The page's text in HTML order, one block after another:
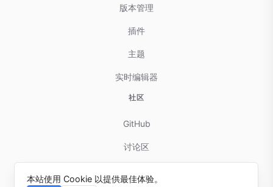
版本管理
插件
主题
实时编辑器
社区
GitHub
讨论区
本站使用 Cookie 以提供最佳体验。